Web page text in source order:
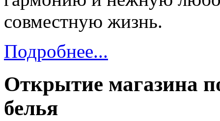
совместную жизнь.
Подробнее...
Открытие магазина
белья